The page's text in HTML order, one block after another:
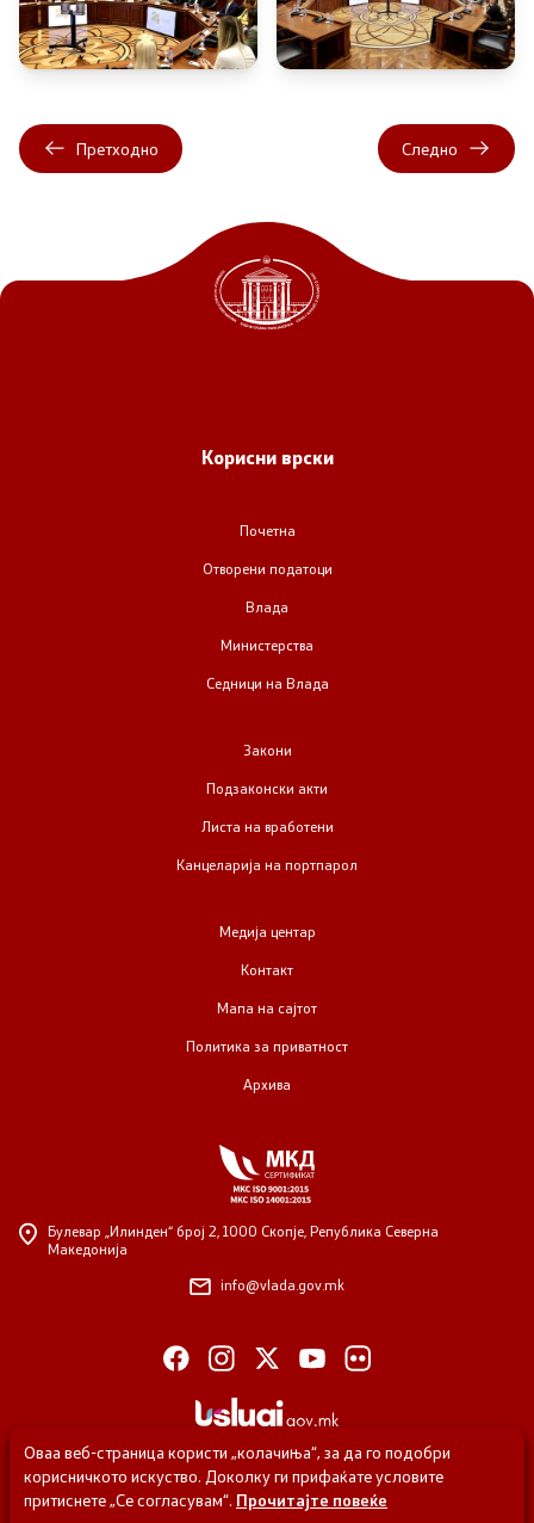
Претходно Следно
Корисни врски
Почетна
Отворени податоци
Влада
Министерства
Седници на Влада
Закони
Подзаконски акти
Листа на вработени
Канцеларија на портпарол
Медија центар
Контакт
Мапа на сајтот
Политика за приватност
Архива
Булевар „Илинден“ број 2,1000 Скопје, Република Северна
Македонија
info@vlada.gov.mk
Оваа веб-страница користи „колачиња“, за да го подобри
корисничкото искуство. Доколку ги прифаќате условите
притиснете „Се согласувам“. Прочитајте повеќе